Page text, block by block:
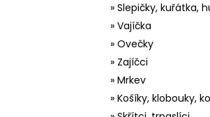
» Slepičky, kuřátka,
» Vajíčka
» Ovečky
» Zajíčci
» Mrkev
» Košíky, klobouky,